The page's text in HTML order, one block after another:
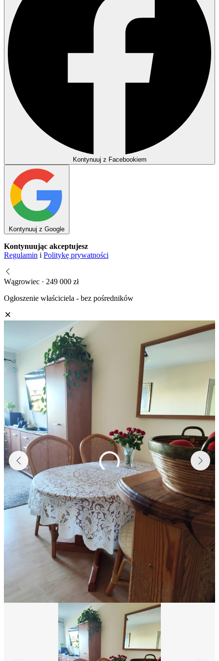
Kontynuuj z Facebookiem
Kontynuuj z Google
Kontynuując akceptujesz
Regulamin i Politykę prywatności
Wągrowiec · 249 000 zł
Ogłoszenie właściciela - bez pośredników